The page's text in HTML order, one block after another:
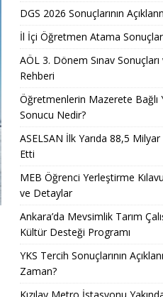
DGS 2026 Sonuçlarının
İl İçi Öğretmen Atama
AÖL 3. Dönem Sınav
Rehberi
Öğretmenlerin Mazerete Bağlı
Sonucu Nedir?
ASELSAN İlk Yarıda 88,5
Etti
MEB Öğrenci Yerleştirme
ve Detaylar
Ankara’da Mevsimlik Tarım
Kültür Desteği Programı
YKS Tercih Sonuçlarının
Zaman?